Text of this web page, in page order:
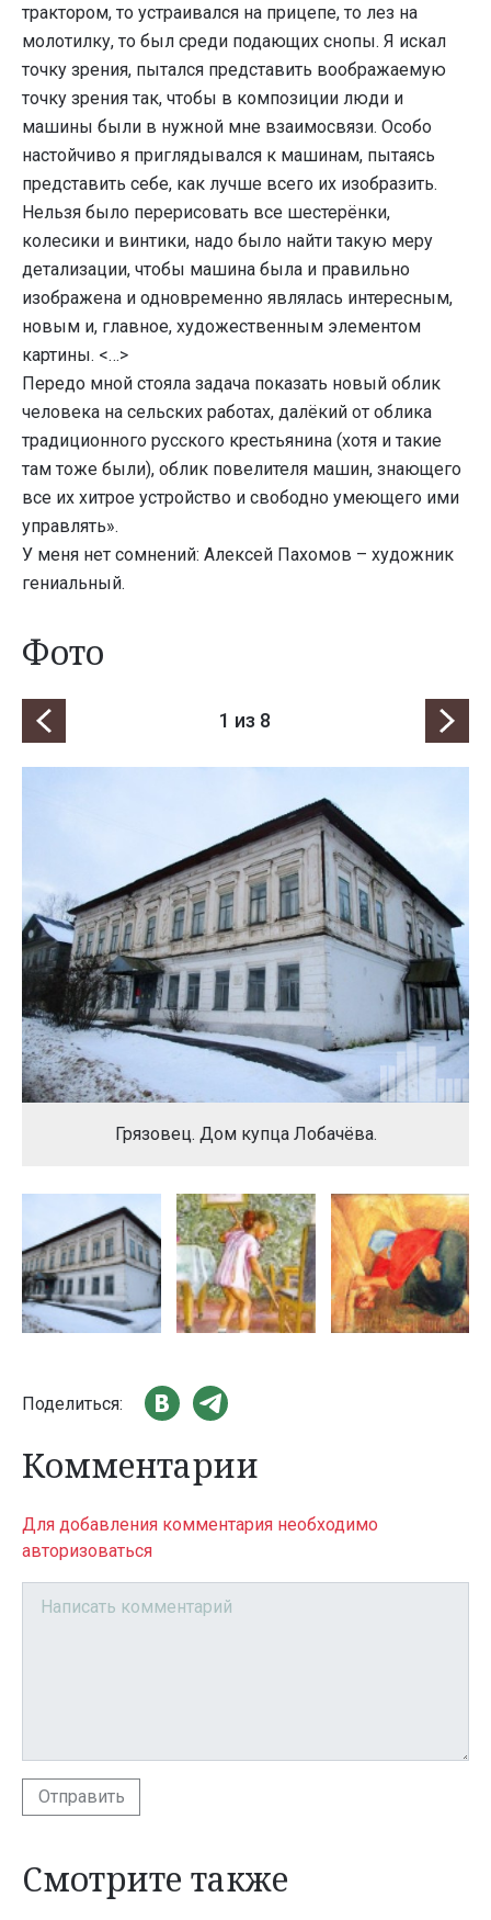
трактором, то устраивался на прицепе, то лез на
молотилку, то был среди подающих снопы. Я искал
точку зрения, пытался представить воображаемую
точку зрения так, чтобы в композиции люди и
машины были в нужной мне взаимосвязи. Особо
настойчиво я приглядывался к машинам, пытаясь
представить себе, как лучше всего их изобразить.
Нельзя было перерисовать все шестерёнки,
колесики и винтики, надо было найти такую меру
детализации, чтобы машина была и правильно
изображена и одновременно являлась интересным,
новым и, главное, художественным элементом
картины. <…>
Передо мной стояла задача показать новый облик
человека на сельских работах, далёкий от облика
традиционного русского крестьянина (хотя и такие
там тоже были), облик повелителя машин, знающего
все их хитрое устройство и свободно умеющего ими
управлять».
У меня нет сомнений: Алексей Пахомов – художник
гениальный.
Фото
1 из 8
Грязовец. Дом купца Лобачёва.
Поделиться:
Комментарии
Для добавления комментария необходимо
авторизоваться
Отправить
Смотрите также